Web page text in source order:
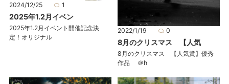
2024/12/25 1
2025年1.2月イベン
2025年1.2月イベント開催記念決
定！オリジナル
2022/1/19 0
8月のクリスマス 【人気
8月のクリスマス 【人気賞】優秀
作品 ＠h